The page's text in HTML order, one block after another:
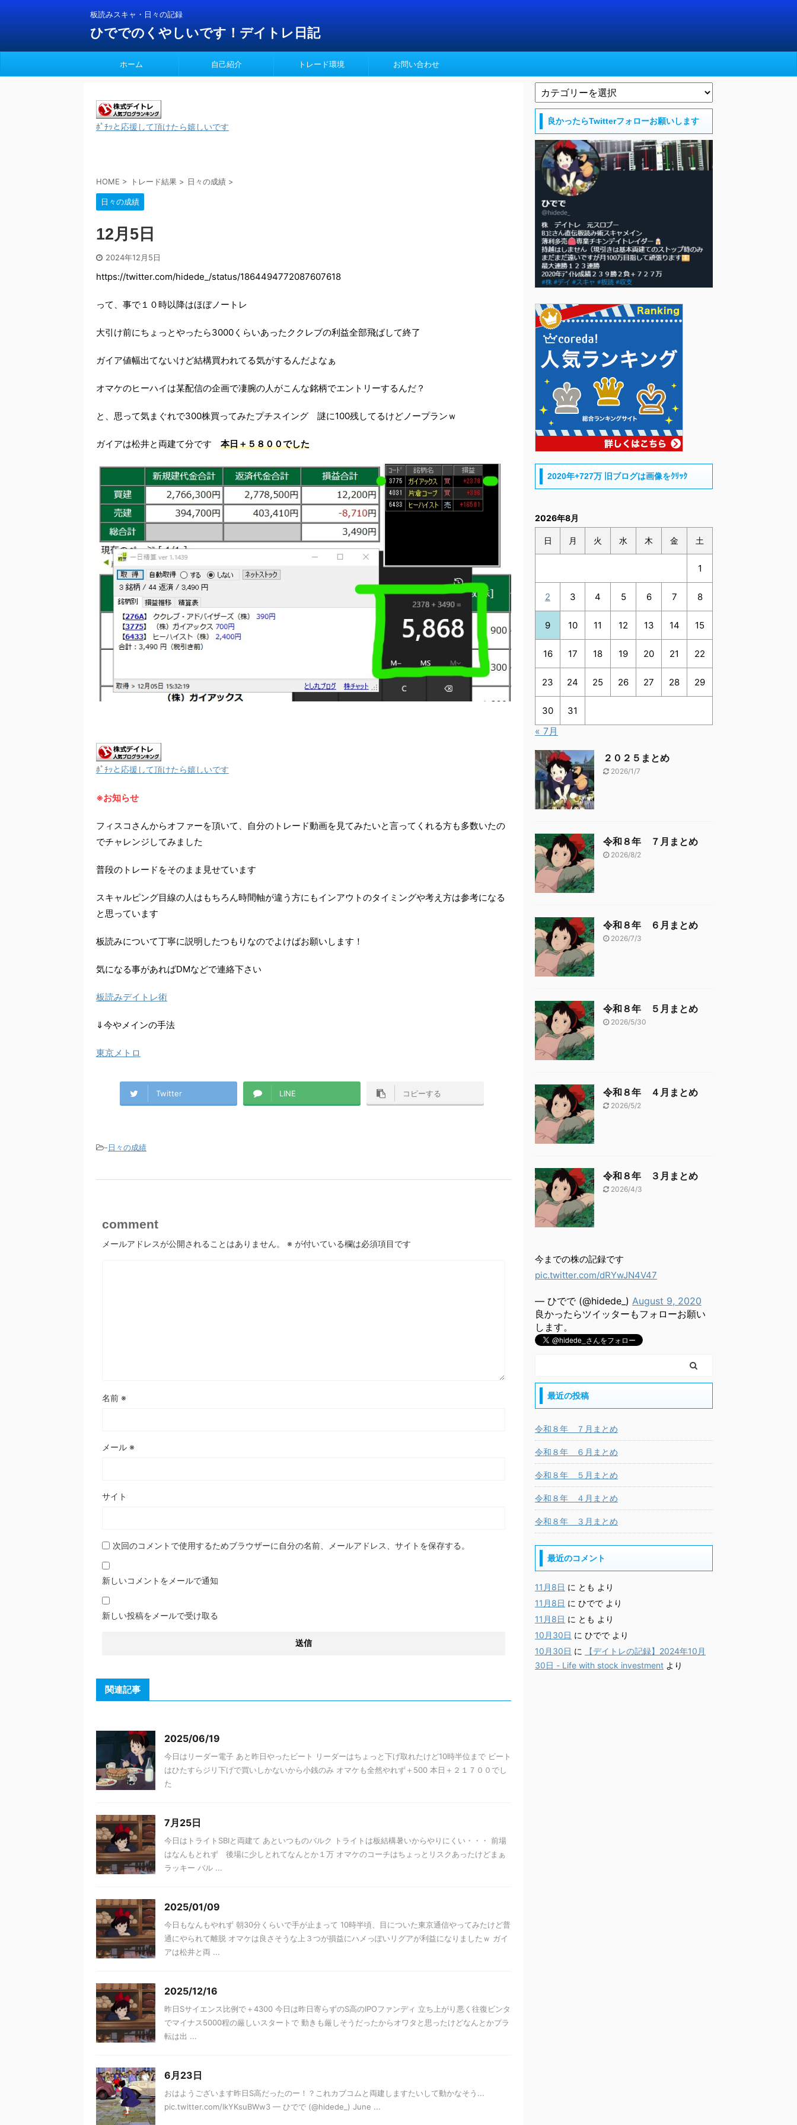
板読みスキャ・日々の記録
ひででのくやしいです！デイトレ日記
ホーム 自己紹介 トレード環境 お問い合わせ
ﾎﾟﾁｯと応援して頂けたら嬉しいです
HOME > トレード結果 > 日々の成績 >
日々の成績
12月5日
2024年12月5日
https://twitter.com/hidede_/status/1864494772087607618
って、事で１０時以降はほぼノートレ
大引け前にちょっとやったら3000くらいあったククレブの利益全部飛ばして終了
ガイア値幅出てないけど結構買われてる気がするんだよなぁ
オマケのヒーハイは某配信の企画で凄腕の人がこんな銘柄でエントリーするんだ？
と、思って気まぐれで300株買ってみたプチスイング 謎に100残してるけどノープランｗ
ガイアは松井と両建て分です 本日＋５８００でした
ﾎﾟﾁｯと応援して頂けたら嬉しいです
※お知らせ
フィスコさんからオファーを頂いて、自分のトレード動画を見てみたいと言ってくれる方も多数いたの
でチャレンジしてみました
普段のトレードをそのまま見せています
スキャルピング目線の人はもちろん時間軸が違う方にもインアウトのタイミングや考え方は参考になる
と思っています
板読みについて丁寧に説明したつもりなのでよけばお願いします！
気になる事があればDMなどで連絡下さい
板読みデイトレ術
⇓今やメインの手法
東京メトロ
Twitter LINE コピーする
-日々の成績
comment
メールアドレスが公開されることはありません。 ※ が付いている欄は必須項目です
名前 ※
メール ※
サイト
次回のコメントで使用するためブラウザーに自分の名前、メールアドレス、サイトを保存する。
新しいコメントをメールで通知
新しい投稿をメールで受け取る
関連記事
2025/06/19
今日はリーダー電子 あと昨日やったビート リーダーはちょっと下げ取れたけど10時半位まで ビート
はひたすらジリ下げで買いしかないから小銭のみ オマケも全然やれず＋500 本日＋２１７００でし
た
7月25日
今日はトライトSBIと両建て あといつものバルク トライトは板結構暑いからやりにくい・・・ 前場
はなんもとれず 後場に少しとれてなんとか１万 オマケのコーチはちょっとリスクあったけどまぁ
ラッキー バル ...
2025/01/09
今日もなんもやれず 朝30分くらいで手が止まって 10時半頃、目についた東京通信やってみたけど普
通にやられて離脱 オマケは良さそうな上３つが損益にハメっぽいリグアが利益になりましたｗ ガイ
アは松井と両 ...
2025/12/16
昨日Sサイエンス比例で＋4300 今日は昨日寄らずのS高のIPOファンディ 立ち上がり悪く往復ビンタ
でマイナス5000程の厳しいスタートで 動きも厳しそうだったからオワタと思ったけどなんとかプラ
転は出 ...
6月23日
おはようございます昨日S高だったのー！？これカブコムと両建しますたいして動かなそう...
pic.twitter.com/lkYKsuBWw3 — ひでで (@hidede_) June ...
良かったらTwitterフォローお願いします
2020年+727万 旧ブログは画像をｸﾘｯｸ
2026年8月
日 月 火 水 木 金 土
1
2 3 4 5 6 7 8
9 10 11 12 13 14 15
16 17 18 19 20 21 22
23 24 25 26 27 28 29
30 31
« 7月
２０２５まとめ
2026/1/7
令和８年 ７月まとめ
2026/8/2
令和８年 ６月まとめ
2026/7/3
令和８年 ５月まとめ
2026/5/30
令和８年 ４月まとめ
2026/5/2
令和８年 ３月まとめ
2026/4/3
今までの株の記録です
pic.twitter.com/dRYwJN4V47
— ひでで (@hidede_) August 9, 2020
良かったらツイッターもフォローお願い
します。
最近の投稿
令和８年 ７月まとめ
令和８年 ６月まとめ
令和８年 ５月まとめ
令和８年 ４月まとめ
令和８年 ３月まとめ
最近のコメント
11月8日 に とも より
11月8日 に ひでで より
11月8日 に とも より
10月30日 に ひでで より
10月30日 に
【デイトレの記録】2024年10月
30日 - Life with stock investment より